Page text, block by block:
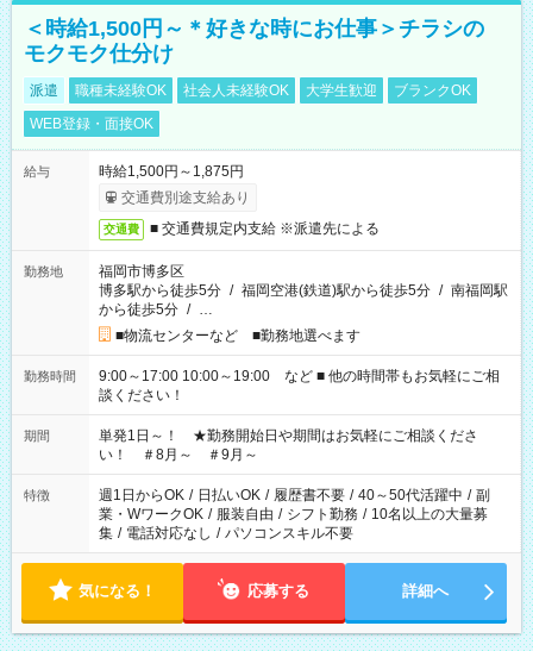
＜時給1,500円～＊好きな時にお仕事＞チラシの
モクモク仕分け
派遣 職種未経験OK 社会人未経験OK 大学生歓迎
ブランクOK
WEB登録・面接OK
給与
時給1,500円～1,875円
交通費別途支給あり
交通費 ■ 交通費規定内支給 ※派遣先による
勤務地
福岡市博多区
博多駅から徒歩5分 / 福岡空港(鉄道)駅から徒歩5分 / 南福岡駅
から徒歩5分 / …
■物流センターなど ■勤務地選べます
勤務時間
9:00～17:00 10:00～19:00 など ■ 他の時間帯もお気軽にご相
談ください！
期間
単発1日～！ ★勤務開始日や期間はお気軽にご相談くださ
い！ ＃8月～ ＃9月～
特徴 週1日からOK / 日払いOK / 履歴書不要 / 40～50代活躍中 / 副
業・WワークOK / 服装自由 / シフト勤務 / 10名以上の大量募
集 / 電話対応なし / パソコンスキル不要
気になる！ 応募する 詳細へ